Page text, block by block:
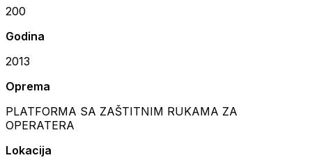
200
Godina
2013
Oprema
PLATFORMA SA ZAŠTITNIM RUKAMA ZA
OPERATERA
Lokacija